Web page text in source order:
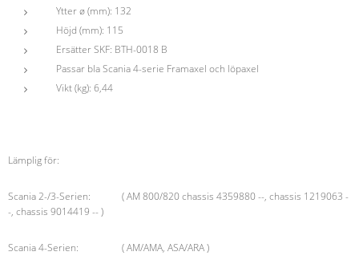
Ytter ø (mm): 132
Höjd (mm): 115
Ersätter SKF: BTH-0018 B
Passar bla Scania 4-serie Framaxel och löpaxel
Vikt (kg): 6,44
Lämplig för:
Scania 2-/3-Serien: ( AM 800/820 chassis 4359880 --, chassis 1219063 -
-, chassis 9014419 -- )
Scania 4-Serien: ( AM/AMA, ASA/ARA )